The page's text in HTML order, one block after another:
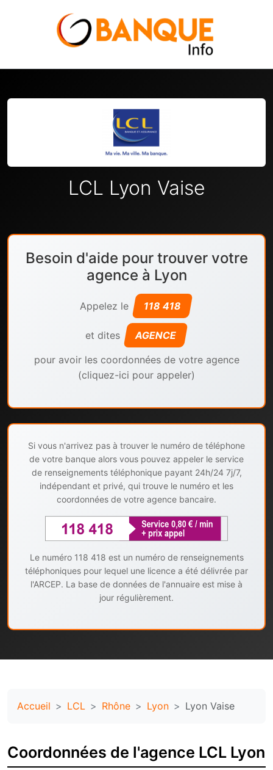
LCL Lyon Vaise
Besoin d'aide pour trouver votre
agence à Lyon
Appelez le 118 418
et dites AGENCE
pour avoir les coordonnées de votre agence
(cliquez-ici pour appeler)
Si vous n'arrivez pas à trouver le numéro de téléphone
de votre banque alors vous pouvez appeler le service
de renseignements téléphonique payant 24h/24 7j/7,
indépendant et privé, qui trouve le numéro et les
coordonnées de votre agence bancaire.
Le numéro 118 418 est un numéro de renseignements
téléphoniques pour lequel une licence a été délivrée par
l'ARCEP. La base de données de l'annuaire est mise à
jour régulièrement.
Accueil LCL Rhône Lyon Lyon Vaise
Coordonnées de l'agence LCL Lyon